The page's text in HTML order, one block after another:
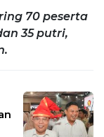
70 peserta
35 putri,